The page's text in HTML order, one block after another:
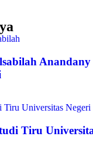
Tiru